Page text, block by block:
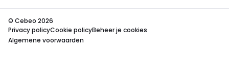
© Cebeo 2026
Privacy policyCookie policyBeheer je cookies
Algemene voorwaarden